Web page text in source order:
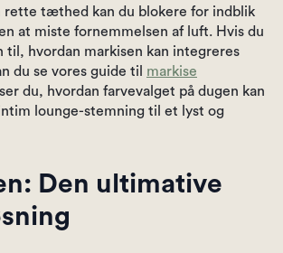
rette tæthed kan du blokere for indblik
at miste fornemmelsen af luft. Hvis du
til, hvordan markisen kan integreres
du se vores guide til markise
du, hvordan farvevalget på dugen kan
lounge-stemning til et lyst og
Den ultimative